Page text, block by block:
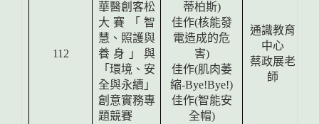
112
華醫創客松
大賽「智
慧、照護與
養身」與
「環境、安
全與永續」
創意實務專
題競賽
蒂柏斯)
佳作(核能發
電造成的危
害)
佳作(肌肉萎
縮-Bye!Bye!)
佳作(智能安
全帽)
通識教育
中心
蔡政展老
師